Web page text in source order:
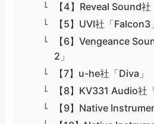
【4】Reveal Sound社
【5】UVI社「Falcon3」
【6】Vengeance
2」
【7】u-he社「Diva」
【8】KV331 Audio社
【9】Native